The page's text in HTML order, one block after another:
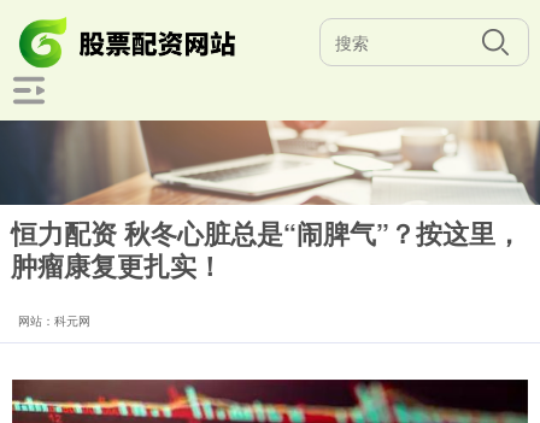
恒力配资 秋冬心脏总是“闹脾气”？按这里，
肿瘤康复更扎实！
网站：科元网